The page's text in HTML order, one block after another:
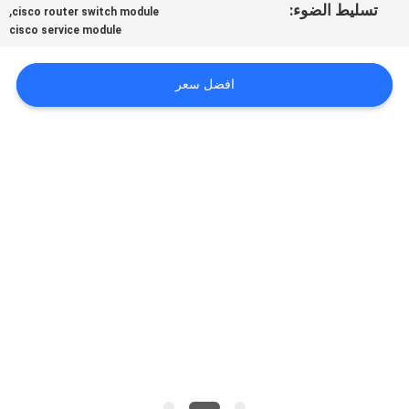
خريطة
تسليط الضوء: cisco router switch module
,
cisco service module
افضل سعر